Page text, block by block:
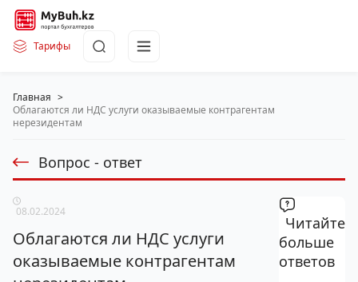
Тарифы
Главная >
Облагаются ли НДС услуги оказываемые контрагентам
нерезидентам
Вопрос - ответ
08.02.2024
Облагаются ли НДС услуги
оказываемые контрагентам
Читайте
больше
ответов